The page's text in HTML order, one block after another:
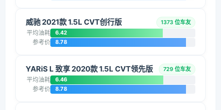
威驰 2021款 1.5L CVT创行版 1373 位车友
平均油耗 6.42
参考价 8.78
YARiS L 致享 2020款 1.5L CVT领先版 729 位车友
平均油耗 6.46
参考价 8.78